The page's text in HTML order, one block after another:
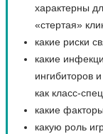
характерны
«стертая»
какие риски
какие
ингибиторов
как класс-
какие
какую роль